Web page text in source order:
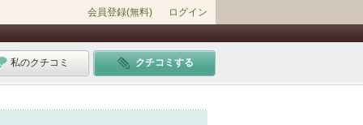
会員登録(無料) ログイン
私のクチコミ クチコミする